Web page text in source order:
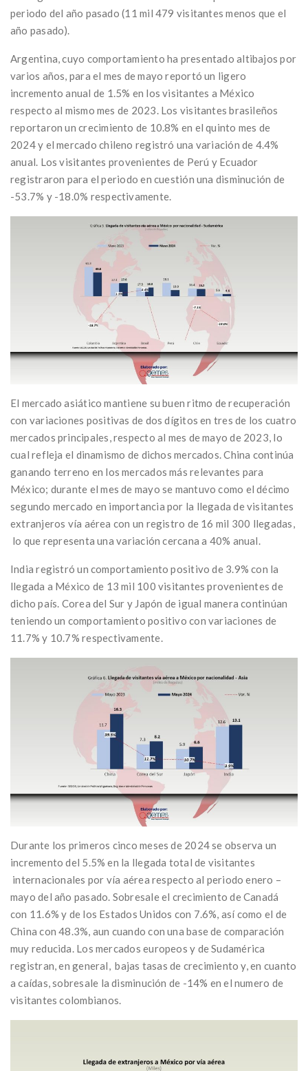
periodo del año pasado (11 mil 479 visitantes menos que el
año pasado).
Argentina, cuyo comportamiento ha presentado altibajos por
varios años, para el mes de mayo reportó un ligero
incremento anual de 1.5% en los visitantes a México
respecto al mismo mes de 2023. Los visitantes brasileños
reportaron un crecimiento de 10.8% en el quinto mes de
2024 y el mercado chileno registró una variación de 4.4%
anual. Los visitantes provenientes de Perú y Ecuador
registraron para el periodo en cuestión una disminución de
-53.7% y -18.0% respectivamente.
El mercado asiático mantiene su buen ritmo de recuperación
con variaciones positivas de dos dígitos en tres de los cuatro
mercados principales, respecto al mes de mayo de 2023, lo
cual refleja el dinamismo de dichos mercados. China continúa
ganando terreno en los mercados más relevantes para
México; durante el mes de mayo se mantuvo como el décimo
segundo mercado en importancia por la llegada de visitantes
extranjeros vía aérea con un registro de 16 mil 300 llegadas,
lo que representa una variación cercana a 40% anual.
India registró un comportamiento positivo de 3.9% con la
llegada a México de 13 mil 100 visitantes provenientes de
dicho país. Corea del Sur y Japón de igual manera continúan
teniendo un comportamiento positivo con variaciones de
11.7% y 10.7% respectivamente.
Durante los primeros cinco meses de 2024 se observa un
incremento del 5.5% en la llegada total de visitantes
internacionales por vía aérea respecto al periodo enero –
mayo del año pasado. Sobresale el crecimiento de Canadá
con 11.6% y de los Estados Unidos con 7.6%, así como el de
China con 48.3%, aun cuando con una base de comparación
muy reducida. Los mercados europeos y de Sudamérica
registran, en general, bajas tasas de crecimiento y, en cuanto
a caídas, sobresale la disminución de -14% en el numero de
visitantes colombianos.